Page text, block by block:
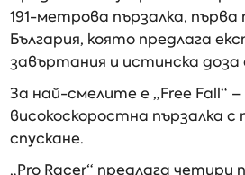
191-метрова пързалка, първа
България, която предлага
завъртания и истинска доза
За най-смелите е „Free Fall“
високоскоростна пързалка
спускане.
„Pro Racer“ предлага четири